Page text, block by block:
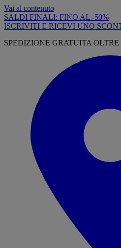
Vai al contenuto
SALDI FINALI: FINO AL -50%
ISCRIVITI E RICEVI UNO
SPEDIZIONE GRATUITA OLTRE